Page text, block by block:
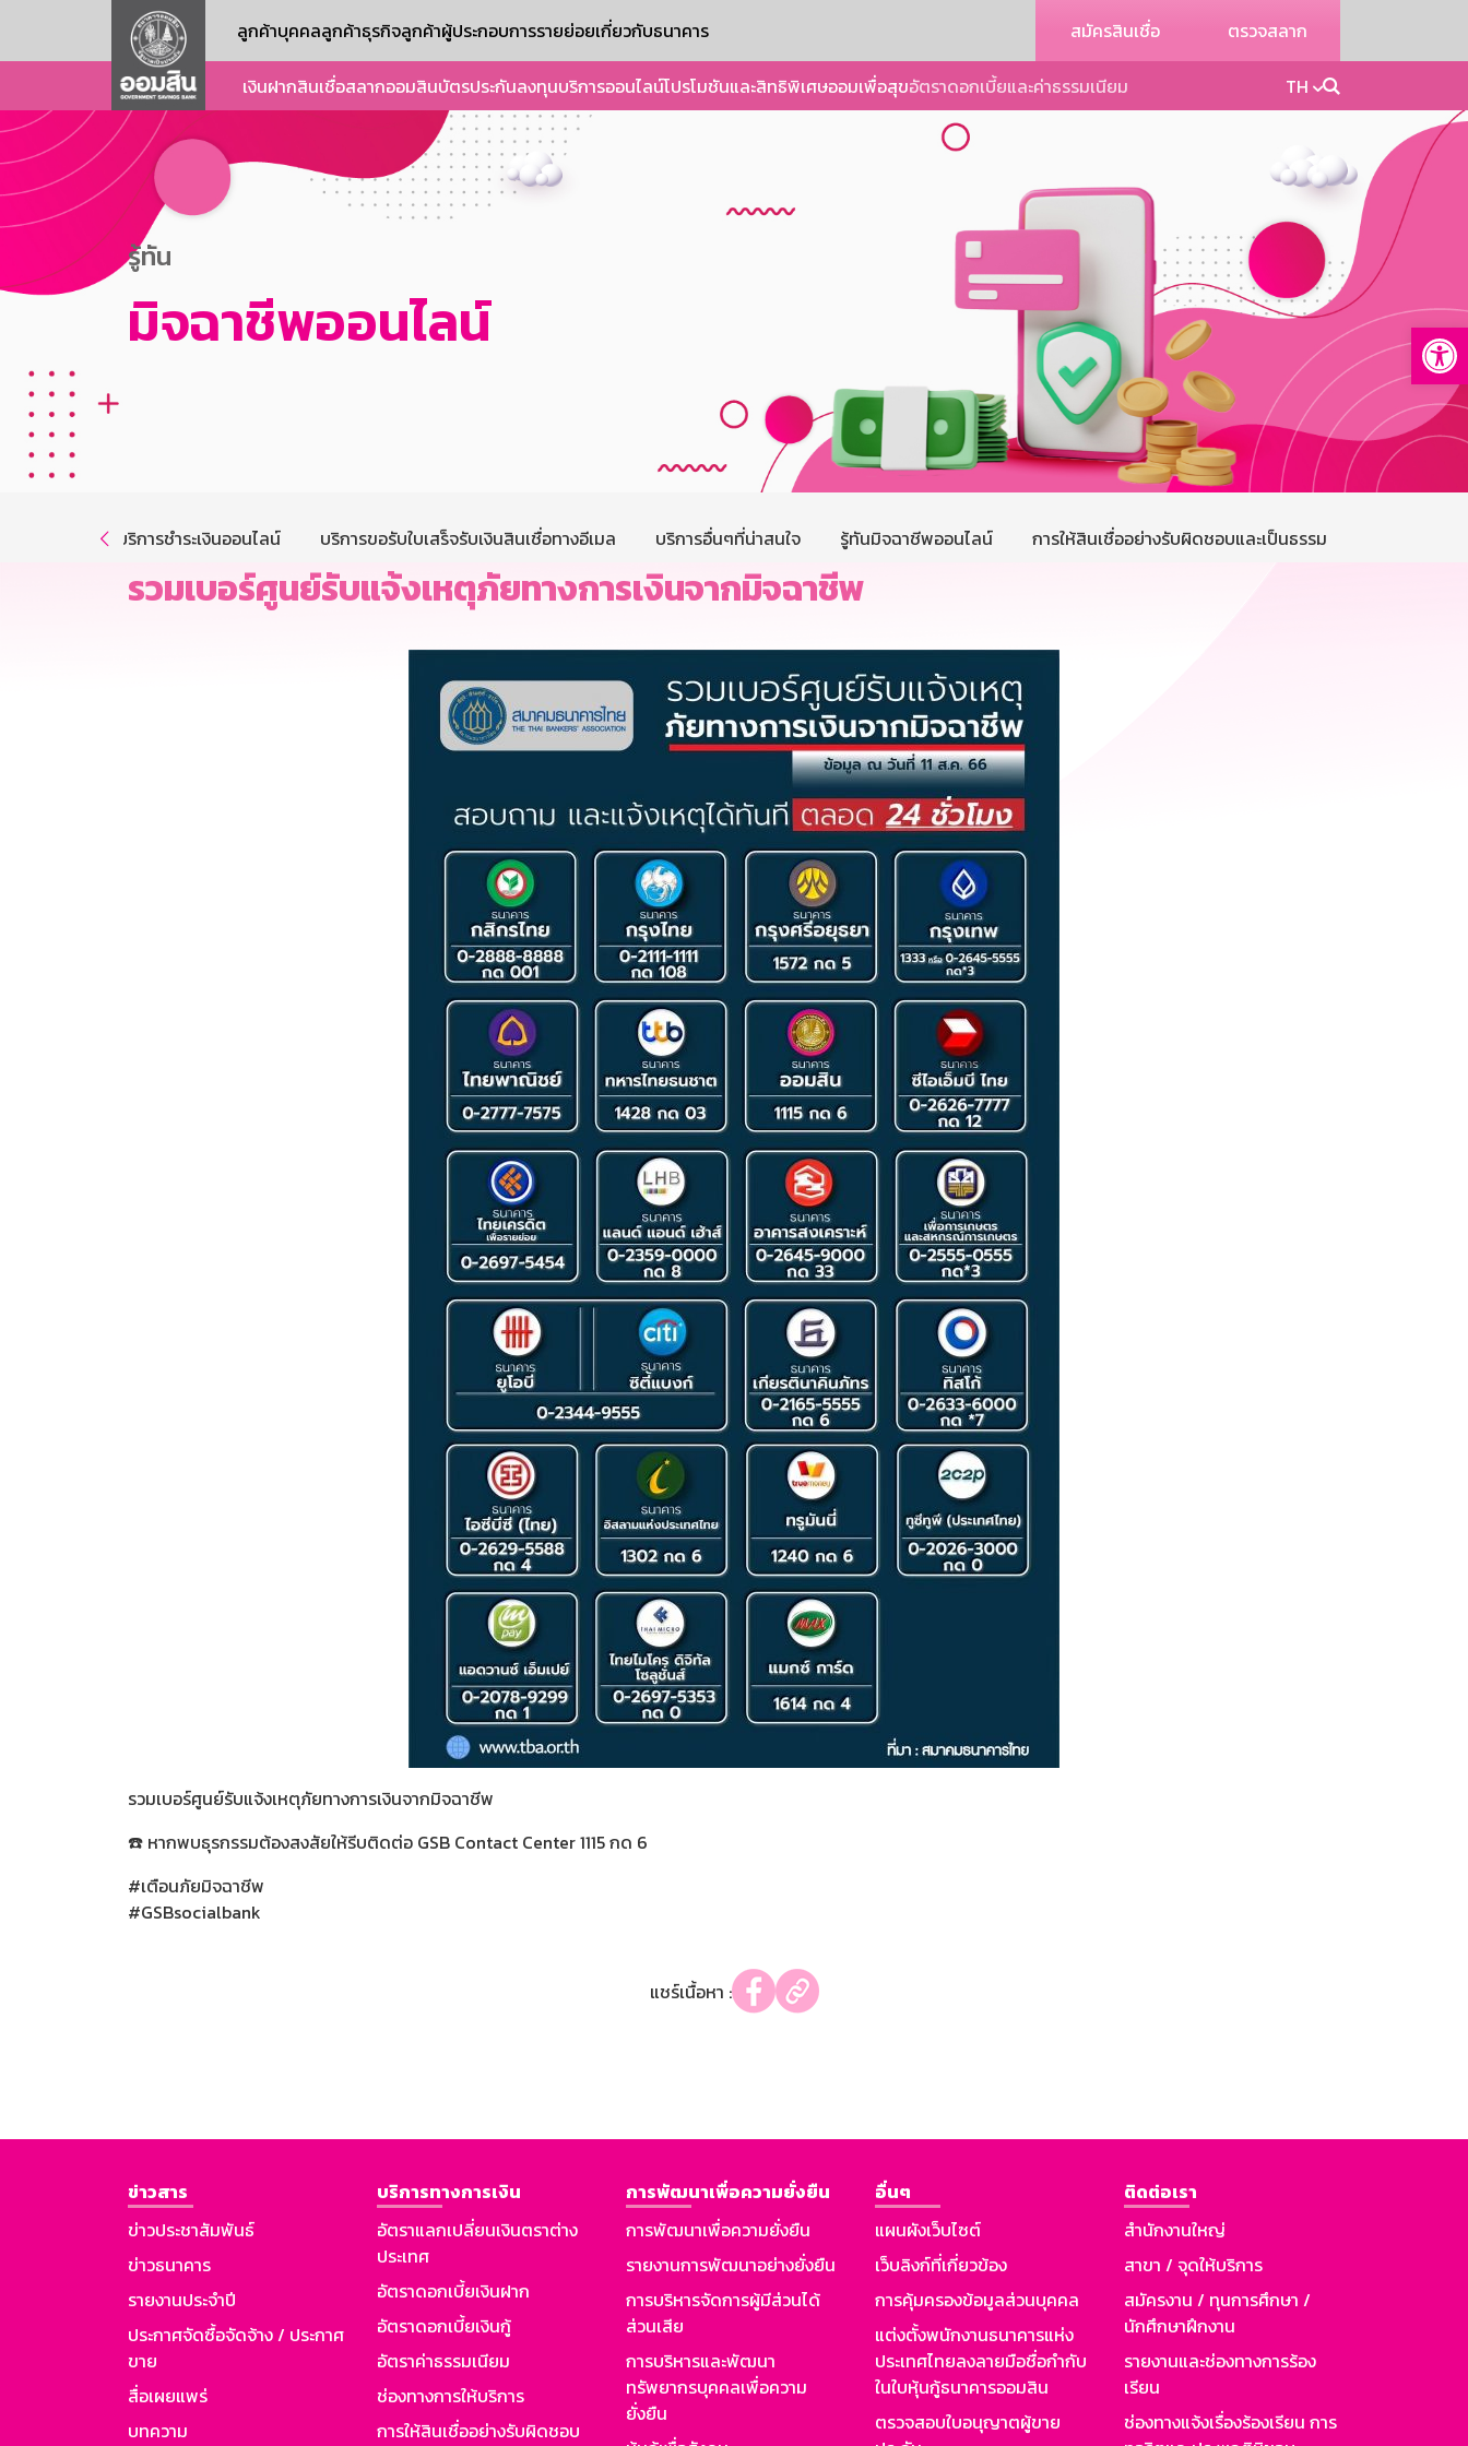
ลูกค้าบุคคลลูกค้าธุรกิจลูกค้าผู้ประกอบการรายย่อยเกี่ยวกับธนาคาร สมัครสินเชื่อ ตรวจสลาก
เงินฝากสินเชื่อสลากออมสินบัตรประกันลงทุนบริการออนไลน์โปรโมชันและสิทธิพิเศษออมเพื่อสุขอัตราดอกเบี้ยและค่าธรรมเนียม TH
รู้ทัน
มิจฉาชีพออนไลน์
บริการชำระเงินออนไลน์ บริการขอรับใบเสร็จรับเงินสินเชื่อทางอีเมล บริการอื่นๆที่น่าสนใจ รู้ทันมิจฉาชีพออนไลน์ การให้สินเชื่ออย่างรับผิดชอบและเป็นธรรม

รวมเบอร์ศูนย์รับแจ้งเหตุภัยทางการเงินจากมิจฉาชีพ
รวมเบอร์ศูนย์รับแจ้งเหตุภัยทางการเงินจากมิจฉาชีพ
☎️ หากพบธุรกรรมต้องสงสัยให้รีบติดต่อ GSB Contact Center 1115 กด 6
#เตือนภัยมิจฉาชีพ
#GSBsocialbank
แชร์เนื้อหา :
ข่าวสาร
ข่าวประชาสัมพันธ์
ข่าวธนาคาร
รายงานประจำปี
ประกาศจัดซื้อจัดจ้าง / ประกาศ
ขาย
สื่อเผยแพร่
บทความ
บริการทางการเงิน
อัตราแลกเปลี่ยนเงินตราต่าง
ประเทศ
อัตราดอกเบี้ยเงินฝาก
อัตราดอกเบี้ยเงินกู้
อัตราค่าธรรมเนียม
ช่องทางการให้บริการ
การให้สินเชื่ออย่างรับผิดชอบ
การพัฒนาเพื่อความยั่งยืน
การพัฒนาเพื่อความยั่งยืน
รายงานการพัฒนาอย่างยั่งยืน
การบริหารจัดการผู้มีส่วนได้
ส่วนเสีย
การบริหารและพัฒนา
ทรัพยากรบุคคลเพื่อความ
ยั่งยืน
อื่นๆ
แผนผังเว็บไซต์
เว็บลิงก์ที่เกี่ยวข้อง
การคุ้มครองข้อมูลส่วนบุคคล
แต่งตั้งพนักงานธนาคารแห่ง
ประเทศไทยลงลายมือชื่อกำกับ
ในใบหุ้นกู้ธนาคารออมสิน
ตรวจสอบใบอนุญาตผู้ขาย
ติดต่อเรา
สำนักงานใหญ่
สาขา / จุดให้บริการ
สมัครงาน / ทุนการศึกษา /
นักศึกษาฝึกงาน
รายงานและช่องทางการร้อง
เรียน
ช่องทางแจ้งเรื่องร้องเรียน การ